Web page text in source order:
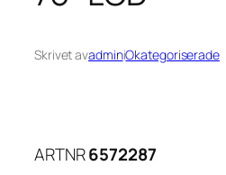
Skrivet avadminiOkategoriserade
ARTNR6572287